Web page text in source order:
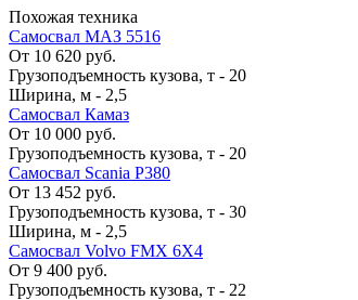
Похожая техника
Самосвал МАЗ 5516
От 10 620 руб.
Грузоподъемность кузова, т - 20
Ширина, м - 2,5
Самосвал Камаз
От 10 000 руб.
Грузоподъемность кузова, т - 20
Самосвал Scania P380
От 13 452 руб.
Грузоподъемность кузова, т - 30
Ширина, м - 2,5
Самосвал Volvo FMX 6X4
От 9 400 руб.
Грузоподъемность кузова, т - 22